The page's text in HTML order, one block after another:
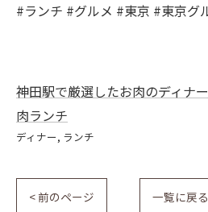
#ランチ #グルメ #東京 #東京グ
神田駅で厳選したお肉のディナー
肉ランチ
ディナー ランチ
< 前のページ 一覧に戻る